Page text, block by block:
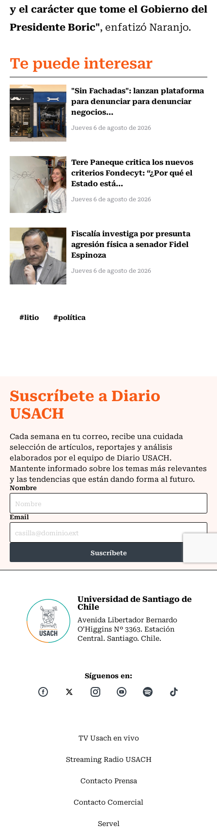
y el carácter que tome el Gobierno del
Presidente Boric", enfatizó Naranjo.
Te puede interesar
"Sin Fachadas": lanzan plataforma
para denunciar para denunciar
negocios...
Jueves 6 de agosto de 2026
Tere Paneque critica los nuevos
criterios Fondecyt: “¿Por qué el
Estado está...
Jueves 6 de agosto de 2026
Fiscalía investiga por presunta
agresión física a senador Fidel
Espinoza
Jueves 6 de agosto de 2026
#litio #política
Universidad de Santiago de
Chile
Avenida Libertador Bernardo
O’Higgins Nº 3363. Estación
Central. Santiago. Chile.
Síguenos en:
TV Usach en vivo
Streaming Radio USACH
Contacto Prensa
Contacto Comercial
Servel